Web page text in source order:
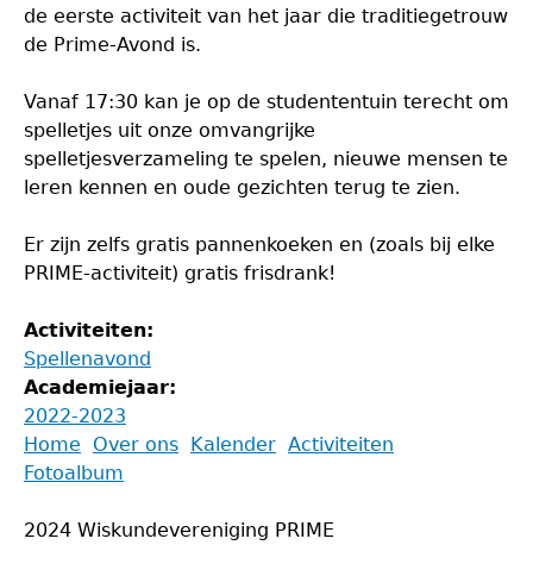
de eerste activiteit van het jaar die traditiegetrouw
de Prime-Avond is.
Vanaf 17:30 kan je op de studententuin terecht om
spelletjes uit onze omvangrijke
spelletjesverzameling te spelen, nieuwe mensen te
leren kennen en oude gezichten terug te zien.
Er zijn zelfs gratis pannenkoeken en (zoals bij elke
PRIME-activiteit) gratis frisdrank!
Activiteiten:
Spellenavond
Academiejaar:
2022-2023
Back
to
Main
menu
Home Over ons Kalender Activiteiten
Fotoalbum
2024 Wiskundevereniging PRIME